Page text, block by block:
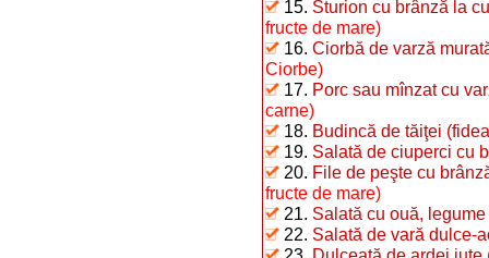
15. Sturion cu brânză la
fructe de mare)
16. Ciorbă de varză
Ciorbe)
17. Porc sau mînzat cu
carne)
18. Budincă de tăiţei
19. Salată de ciuperci cu
20. File de peşte cu
fructe de mare)
21. Salată cu ouă,
22. Salată de vară dulce-